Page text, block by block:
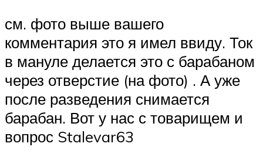
см. фото выше вашего
комментария это я имел ввиду. Ток
в мануле делается это с барабаном
через отверстие (на фото) . А уже
после разведения снимается
барабан. Вот у нас с товарищем и
вопрос Stalevar63